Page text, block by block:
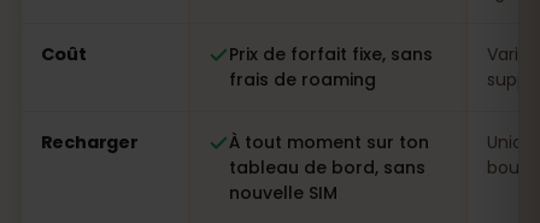
Coût
Prix de forfait fixe, sans
frais de roaming
Recharger
À tout moment sur ton
tableau de bord, sans
nouvelle SIM